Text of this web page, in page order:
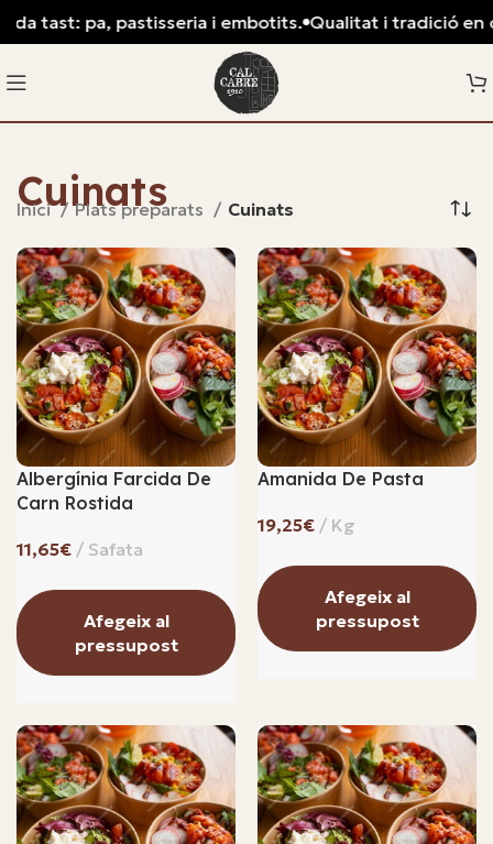
Cuinats
Inici Plats preparats Cuinats
Albergínia Farcida De
Carn Rostida
€
Afegeix al
pressupost
Amanida De Pasta
€
Afegeix al
pressupost
pa, pastisseria i embotits. Qualitat i tradició en